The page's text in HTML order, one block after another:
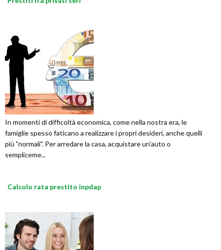
In momenti di difficoltà economica, come nella nostra era, le
famiglie spesso faticano a realizzare i propri desideri, anche quelli
più "normali". Per arredare la casa, acquistare un'auto o
sempliceme...
Calcolo rata prestito inpdap